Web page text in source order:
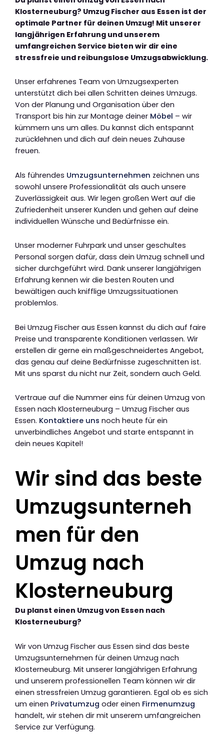
Klosterneuburg? Umzug Fischer aus Essen ist der
optimale Partner für deinen Umzug! Mit unserer
langjährigen Erfahrung und unserem
umfangreichen Service bieten wir dir eine
stressfreie und reibungslose Umzugsabwicklung.
Unser erfahrenes Team von Umzugsexperten
unterstützt dich bei allen Schritten deines Umzugs.
Von der Planung und Organisation über den
Transport bis hin zur Montage deiner Möbel – wir
kümmern uns um alles. Du kannst dich entspannt
zurücklehnen und dich auf dein neues Zuhause
freuen.
Als führendes Umzugsunternehmen zeichnen uns
sowohl unsere Professionalität als auch unsere
Zuverlässigkeit aus. Wir legen großen Wert auf die
Zufriedenheit unserer Kunden und gehen auf deine
individuellen Wünsche und Bedürfnisse ein.
Unser moderner Fuhrpark und unser geschultes
Personal sorgen dafür, dass dein Umzug schnell und
sicher durchgeführt wird. Dank unserer langjährigen
Erfahrung kennen wir die besten Routen und
bewältigen auch knifflige Umzugssituationen
problemlos.
Bei Umzug Fischer aus Essen kannst du dich auf faire
Preise und transparente Konditionen verlassen. Wir
erstellen dir gerne ein maßgeschneidertes Angebot,
das genau auf deine Bedürfnisse zugeschnitten ist.
Mit uns sparst du nicht nur Zeit, sondern auch Geld.
Vertraue auf die Nummer eins für deinen Umzug von
Essen nach Klosterneuburg – Umzug Fischer aus
Essen. Kontaktiere uns noch heute für ein
unverbindliches Angebot und starte entspannt in
dein neues Kapitel!
Wir sind das beste
Umzugsunterneh
men für den
Umzug nach
Klosterneuburg
Du planst einen Umzug von Essen nach
Klosterneuburg?
Wir von Umzug Fischer aus Essen sind das beste
Umzugsunternehmen für deinen Umzug nach
Klosterneuburg. Mit unserer langjährigen Erfahrung
und unserem professionellen Team können wir dir
einen stressfreien Umzug garantieren. Egal ob es sich
um einen Privatumzug oder einen Firmenumzug
handelt, wir stehen dir mit unserem umfangreichen
Service zur Verfügung.